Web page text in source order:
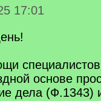
17:01
основе
дела (Ф.1343)